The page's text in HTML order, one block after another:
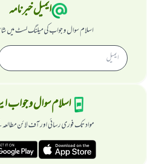
ایمیل خبرنامہ
اسلام سوال و جواب کی میلنگ لسٹ میں
اسلام سوال و جواب
مواد تک فوری رسائی اور آف لائن